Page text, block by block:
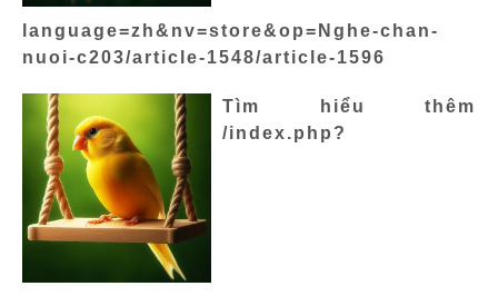
language=zh&nv=store&op=Nghe-chan-
nuoi-c203/article-1548/article-1596
Tìm hiểu thêm
/index.php?